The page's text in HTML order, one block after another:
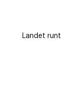
Landet runt